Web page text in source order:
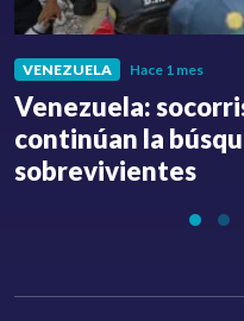
VENEZUELA Hace 1 mes
Venezuela:
continúan la
sobrevivientes